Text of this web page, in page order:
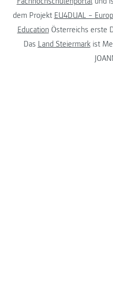
dem Projekt EU4DUAL –
Education Österreichs erste
Das Land Steiermarkist